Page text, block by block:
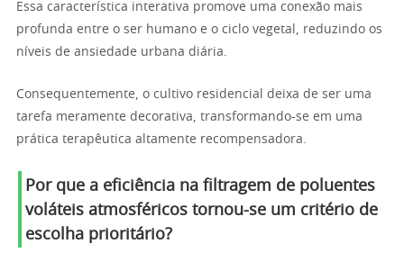
Essa característica interativa promove uma conexão mais
profunda entre o ser humano e o ciclo vegetal, reduzindo os
níveis de ansiedade urbana diária.
Consequentemente, o cultivo residencial deixa de ser uma
tarefa meramente decorativa, transformando-se em uma
prática terapêutica altamente recompensadora.
Por que a eficiência na filtragem de poluentes
voláteis atmosféricos tornou-se um critério de
escolha prioritário?